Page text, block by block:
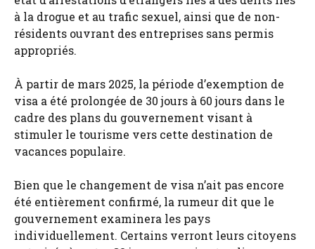
à la drogue et au trafic sexuel, ainsi que de non-
résidents ouvrant des entreprises sans permis
appropriés.
À partir de mars 2025, la période d’exemption de
visa a été prolongée de 30 jours à 60 jours dans le
cadre des plans du gouvernement visant à
stimuler le tourisme vers cette destination de
vacances populaire.
Bien que le changement de visa n’ait pas encore
été entièrement confirmé, la rumeur dit que le
gouvernement examinera les pays
individuellement. Certains verront leurs citoyens